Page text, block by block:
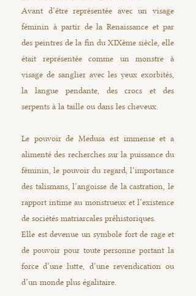
Avant d’être représentée avec un visage
féminin à partir de la Renaissance et par
des peintres de la fin du XIXème siècle, elle
était représentée comme un monstre à
visage de sanglier avec les yeux exorbités,
la langue pendante, des crocs et des
serpents à la taille ou dans les cheveux.
Le pouvoir de Medusa est immense et a
alimenté des recherches sur la puissance du
féminin, le pouvoir du regard, l’importance
des talismans, l’angoisse de la castration, le
rapport intime au monstrueux et l’existence
de sociétés matriarcales préhistoriques.
Elle est devenue un symbole fort de rage et
de pouvoir pour toute personne portant la
force d’une lutte, d’une revendication ou
d’un monde plus égalitaire.